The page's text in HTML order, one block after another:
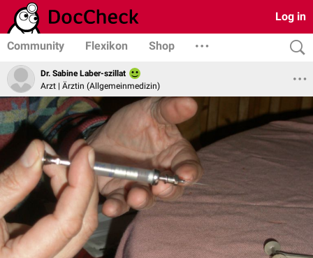
Log in
Community Flexikon Shop
Dr. Sabine Laber-szillat
Arzt | Ärztin (Allgemeinmedizin)